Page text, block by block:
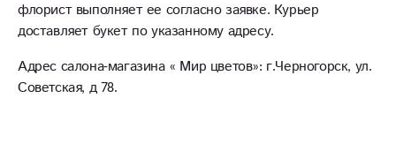
флорист выполняет ее согласно заявке. Курьер
доставляет букет по указанному адресу.
Адрес салона-магазина « Мир цветов»: г.Черногорск, ул.
Советская, д 78.